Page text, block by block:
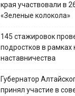
края участвовали в
«Зеленые колокола»
145 стажировок
подростков в рамках
наставничества
Губернатор
принял участие в